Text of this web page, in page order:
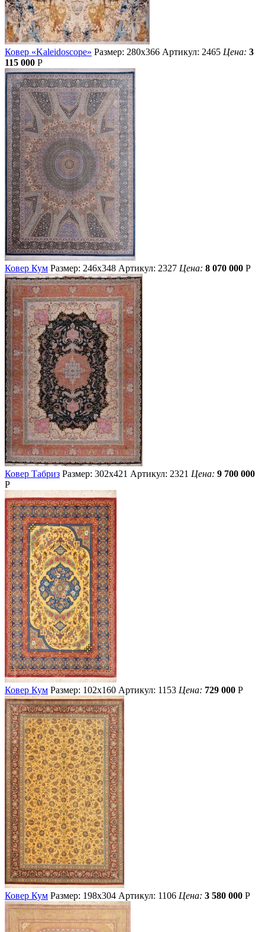
Ковер «Kaleidoscope» Размер: 280х366 Артикул: 2465 Цена: 3
115 000 Р
Ковер Кум Размер: 246х348 Артикул: 2327 Цена: 8 070 000 Р
Ковер Табриз Размер: 302х421 Артикул: 2321 Цена: 9 700 000
Р
Ковер Кум Размер: 102х160 Артикул: 1153 Цена: 729 000 Р
Ковер Кум Размер: 198х304 Артикул: 1106 Цена: 3 580 000 Р